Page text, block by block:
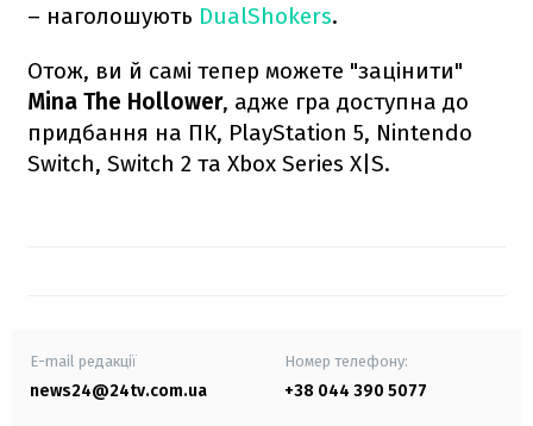
– наголошують DualShokers.
Отож, ви й самі тепер можете "зацінити"
Mina The Hollower, адже гра доступна до
придбання на ПК, PlayStation 5, Nintendo
Switch, Switch 2 та Xbox Series X|S.
E-mail редакції
news24@24tv.com.ua
Номер телефону:
+38 044 390 5077